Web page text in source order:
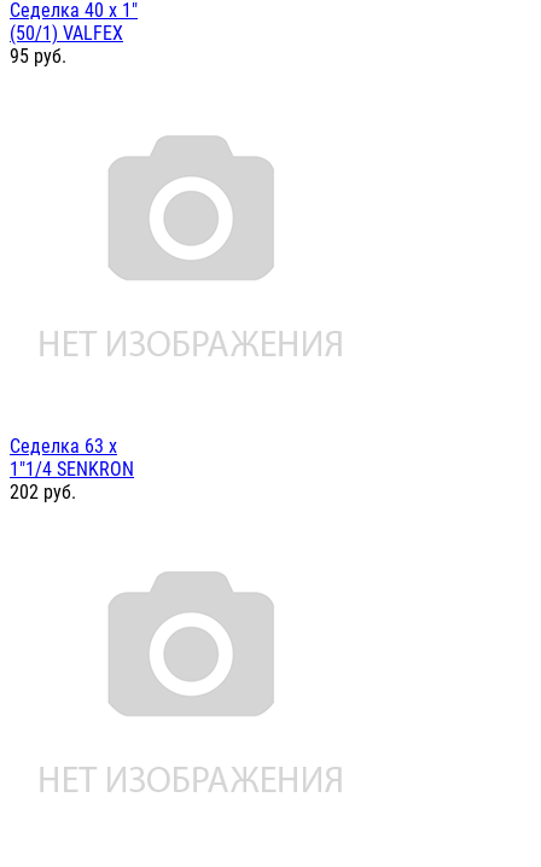
Седелка 40 х 1"
(50/1) VALFEX
95 руб.
Седелка 63 х
1"1/4 SENKRON
202 руб.